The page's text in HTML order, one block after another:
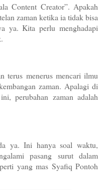
Content Creator”. Apakah
zaman ketika ia tidak bisa
ya. Kita perlu menghadapi
terus menerus mencari ilmu
zaman. Apalagi di
perubahan zaman adalah
ya. Ini hanya soal waktu,
pasang surut dalam
yang mas Syafiq Pontoh